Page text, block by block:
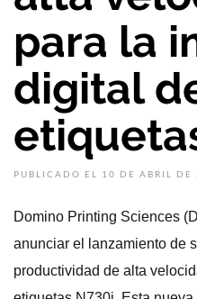
para la
digital
PUBLICADO EL 10 DE ABRIL DE
Domino Printing Sciences
anunciar el lanzamiento de
productividad de alta